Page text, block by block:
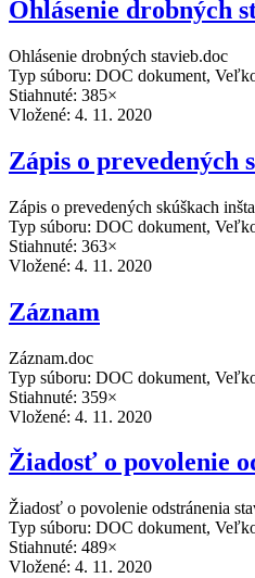
Ohlásenie drobných
Ohlásenie drobných stavieb.doc
Typ súboru: DOC dokument,
Stiahnuté: 385×
Vložené: 4. 11. 2020
Zápis o prevedených
Zápis o prevedených skúškach
Typ súboru: DOC dokument,
Stiahnuté: 363×
Vložené: 4. 11. 2020
Záznam
Záznam.doc
Typ súboru: DOC dokument,
Stiahnuté: 359×
Vložené: 4. 11. 2020
Žiadosť o povolenie
Žiadosť o povolenie odstránenia
Typ súboru: DOC dokument,
Stiahnuté: 489×
Vložené: 4. 11. 2020